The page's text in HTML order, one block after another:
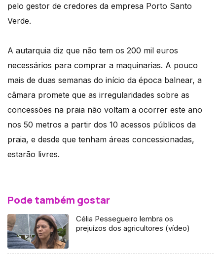
pelo gestor de credores da empresa Porto Santo
Verde.
A autarquia diz que não tem os 200 mil euros
necessários para comprar a maquinarias. A pouco
mais de duas semanas do início da época balnear, a
câmara promete que as irregularidades sobre as
concessões na praia não voltam a ocorrer este ano
nos 50 metros a partir dos 10 acessos públicos da
praia, e desde que tenham áreas concessionadas,
estarão livres.
Pode também gostar
Célia Pessegueiro lembra os
prejuízos dos agricultores (vídeo)